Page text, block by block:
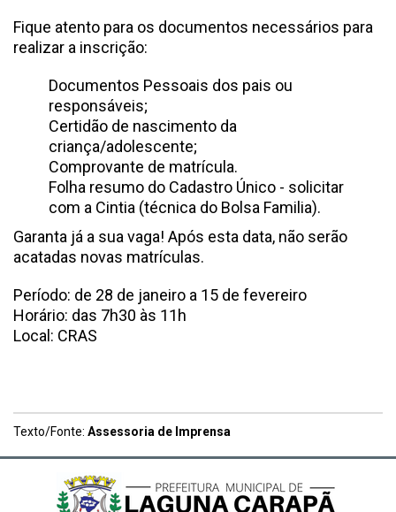
Fique atento para os documentos necessários para
realizar a inscrição:
Documentos Pessoais dos pais ou
responsáveis;
Certidão de nascimento da
criança/adolescente;
Comprovante de matrícula.
Folha resumo do Cadastro Único - solicitar
com a Cintia (técnica do Bolsa Familia).
Garanta já a sua vaga! Após esta data, não serão
acatadas novas matrículas.
Período: de 28 de janeiro a 15 de fevereiro
Horário: das 7h30 às 11h
Local: CRAS
Texto/Fonte: Assessoria de Imprensa